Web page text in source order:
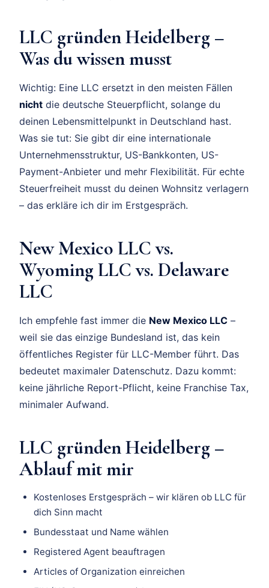
LLC gründen Heidelberg –
Was du wissen musst
Wichtig: Eine LLC ersetzt in den meisten Fällen
nicht die deutsche Steuerpflicht, solange du
deinen Lebensmittelpunkt in Deutschland hast.
Was sie tut: Sie gibt dir eine internationale
Unternehmensstruktur, US-Bankkonten, US-
Payment-Anbieter und mehr Flexibilität. Für echte
Steuerfreiheit musst du deinen Wohnsitz verlagern
– das erkläre ich dir im Erstgespräch.
New Mexico LLC vs.
Wyoming LLC vs. Delaware
LLC
Ich empfehle fast immer die New Mexico LLC –
weil sie das einzige Bundesland ist, das kein
öffentliches Register für LLC-Member führt. Das
bedeutet maximaler Datenschutz. Dazu kommt:
keine jährliche Report-Pflicht, keine Franchise Tax,
minimaler Aufwand.
LLC gründen Heidelberg –
Ablauf mit mir
Kostenloses Erstgespräch – wir klären ob LLC für
dich Sinn macht
Bundesstaat und Name wählen
Registered Agent beauftragen
Articles of Organization einreichen